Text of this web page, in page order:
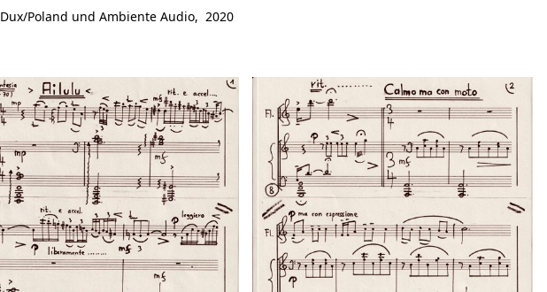
Dux/Poland und Ambiente Audio, 2020